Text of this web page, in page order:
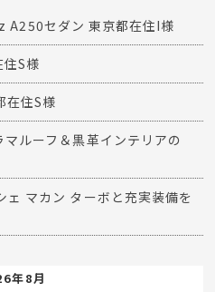
セダン 東京都在住I様
S様
在住S様
ルーフ＆黒革インテリアの
マカン ターボと充実装備を
年8月